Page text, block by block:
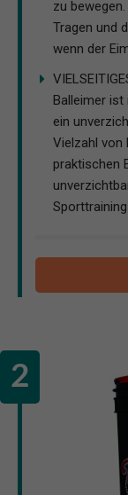
zu
Tragen und
wenn der
Balleimer ist
ein
Vielzahl von
praktischen